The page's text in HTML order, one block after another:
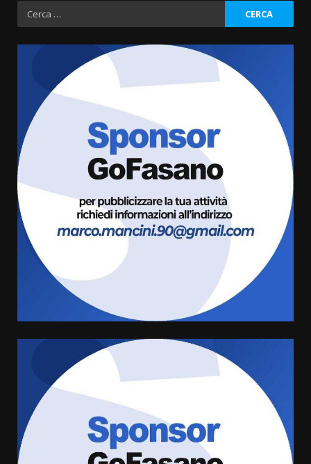
Ricerca
per:
Politiche Giovanili e Mobilità
Sostenibile: premiati gli studenti
universitari del bando “La strada
giusta”
8 Agosto 2026 07:15
“I Contestatori: Musica di
Rivoluzione”: nuovo
appuntamento con “Fasano in
Banda”
amarezza per esclusione dal
campionato di calcio”
7 Agosto 2026 06:00
Fasanese ferito a colpi di arma
da fuoco
6 Agosto 2026 18:13